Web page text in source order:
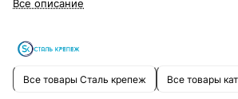
Все описание
Все товары Сталь крепеж Все товары